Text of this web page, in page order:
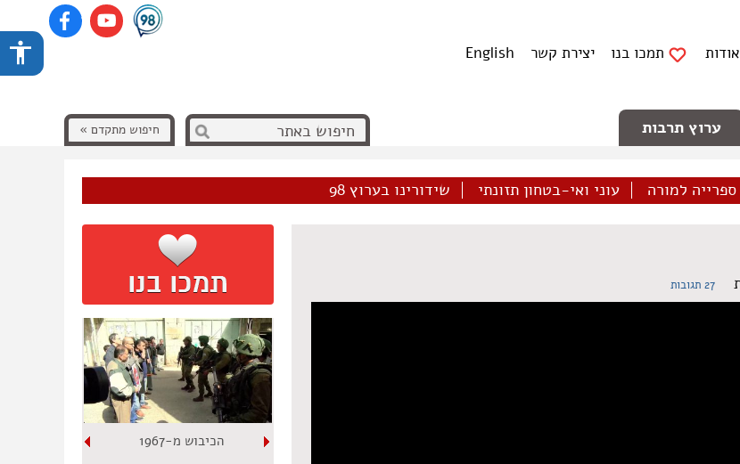
אודות תמכו בנו יצירת קשר English
ערוץ תרבות חיפוש מתקדם »
ספרייה למורה עוני ואי-בטחון תזונתי שידורינו בערוץ 98
27 תגובות
הכיבוש מ-1967